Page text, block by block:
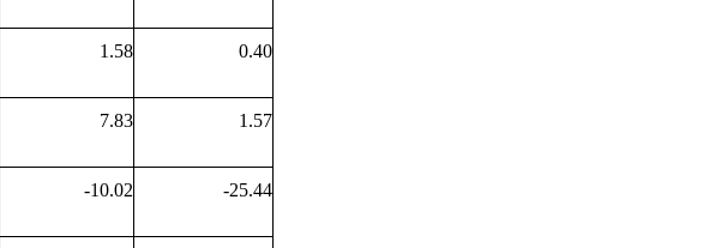
1.58 0.40
7.83 1.57
-10.02 -25.44